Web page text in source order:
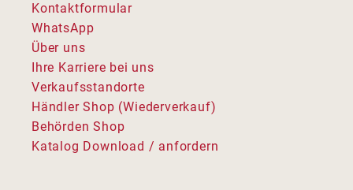
Kontaktformular
WhatsApp
Über uns
Ihre Karriere bei uns
Verkaufsstandorte
Händler Shop (Wiederverkauf)
Behörden Shop
Katalog Download / anfordern